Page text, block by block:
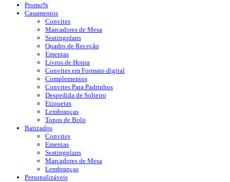
Promo%
Casamentos
Convites
Marcadores de Mesa
Seatingplans
Quadro de Receção
Ementas
Livros de Honra
Convites em Formato digital
Complementos
Convites Para Padrinhos
Despedida de Solteiro
Etiquetas
Lembranças
Topos de Bolo
Batizados
Convites
Ementas
Seatingplans
Marcadores de Mesa
Lembranças
Personalizáveis